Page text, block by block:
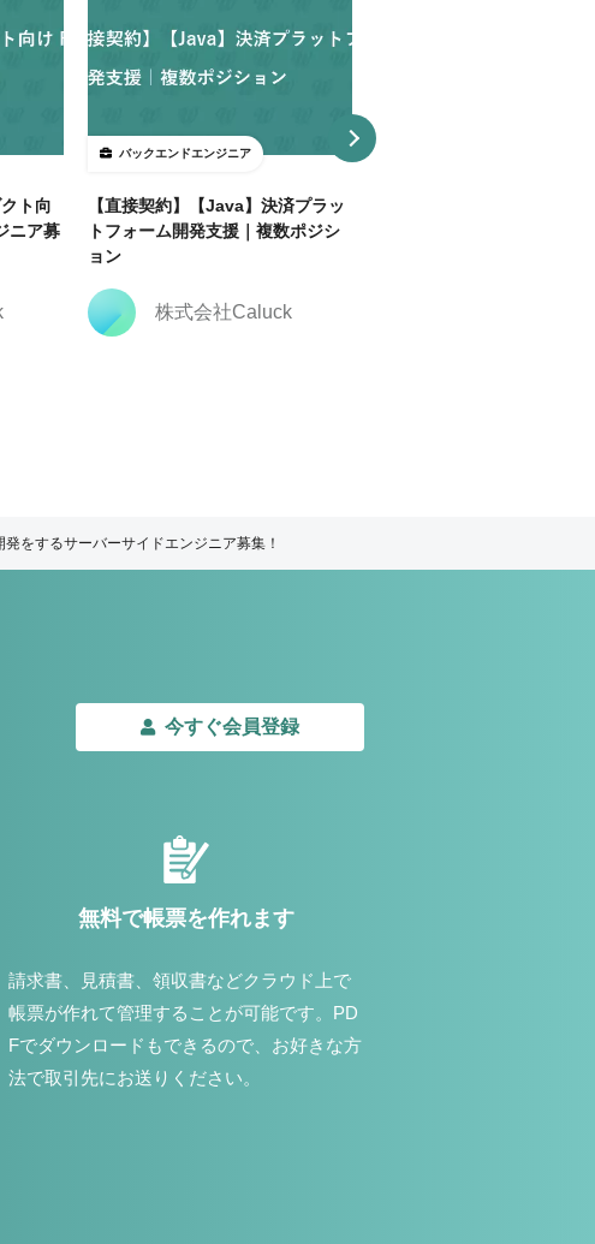
ト向
ニア募
バックエンドエンジニア
【直接契約】【Java】決済プラッ
トフォーム開発支援｜複数ポジシ
ョン
株式会社Caluck
をするサーバーサイドエンジニア募集！
今すぐ会員登録
無料で帳票を作れます
請求書、見積書、領収書などクラウド上で
帳票が作れて管理することが可能です。PD
Fでダウンロードもできるので、お好きな方
法で取引先にお送りください。